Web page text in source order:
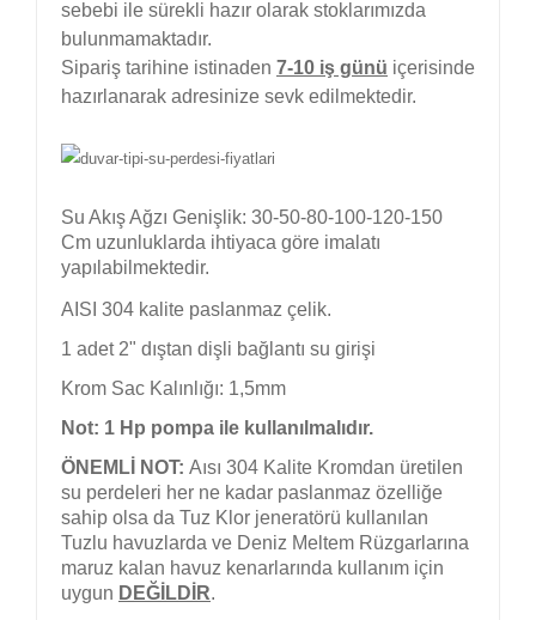
sebebi ile sürekli hazır olarak stoklarımızda
bulunmamaktadır.
Sipariş tarihine istinaden 7-10 iş günü içerisinde
hazırlanarak adresinize sevk edilmektedir.
Su Akış Ağzı Genişlik: 30-50-80-100-120-150
Cm uzunluklarda ihtiyaca göre imalatı
yapılabilmektedir.
AISI 304 kalite paslanmaz çelik.
1 adet 2" dıştan dişli bağlantı su girişi
Krom Sac Kalınlığı: 1,5mm
Not: 1 Hp pompa ile kullanılmalıdır.
ÖNEMLİ NOT: Aısı 304 Kalite Kromdan üretilen
su perdeleri her ne kadar paslanmaz özelliğe
sahip olsa da Tuz Klor jeneratörü kullanılan
Tuzlu havuzlarda ve Deniz Meltem Rüzgarlarına
maruz kalan havuz kenarlarında kullanım için
uygun DEĞİLDİR.